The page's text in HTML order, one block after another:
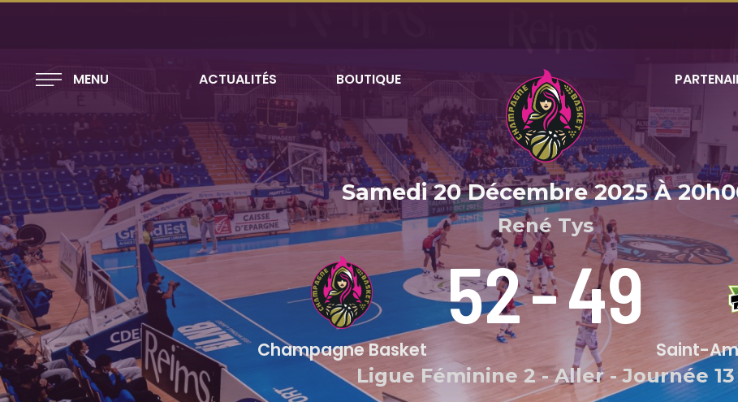
MENU ACTUALITÉS BOUTIQUE
Samedi 20 Décembre 2025À
René Tys
Champagne Basket
52-49
Saint-
Ligue Féminine 2-Aller - Journée 13